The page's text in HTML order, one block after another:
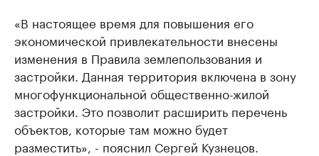
«В настоящее время для повышения его
экономической привлекательности внесены
изменения в Правила землепользования и
застройки. Данная территория включена в зону
многофункциональной общественно-жилой
застройки. Это позволит расширить перечень
объектов, которые там можно будет
разместить», - пояснил Сергей Кузнецов.